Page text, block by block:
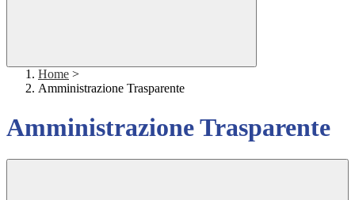
Home >
Amministrazione Trasparente
Amministrazione Trasparente